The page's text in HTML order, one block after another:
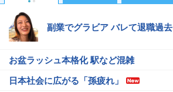
副業でグラビア バレて退職過去
お盆ラッシュ本格化 駅など混雑
日本社会に広がる「孫疲れ」